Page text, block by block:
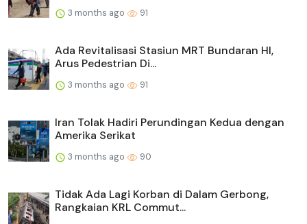
3 months ago 91
Ada Revitalisasi Stasiun MRT Bundaran HI,
Arus Pedestrian Di...
3 months ago 91
Iran Tolak Hadiri Perundingan Kedua dengan
Amerika Serikat
3 months ago 90
Tidak Ada Lagi Korban di Dalam Gerbong,
Rangkaian KRL Commut...